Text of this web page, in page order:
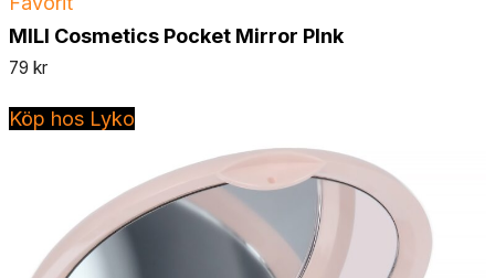
MILI Cosmetics Pocket Mirror PInk
79 kr
Köp hos Lyko